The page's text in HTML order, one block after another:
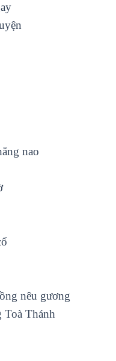
nao
nêu gương
Toà Thánh